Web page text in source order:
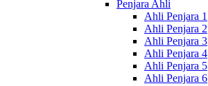
Penjara Ahli
Ahli Penjara 1
Ahli Penjara 2
Ahli Penjara 3
Ahli Penjara 4
Ahli Penjara 5
Ahli Penjara 6